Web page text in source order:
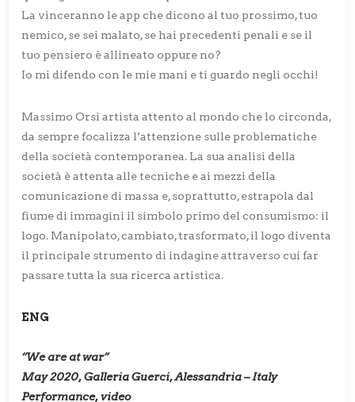
La vinceranno le app che dicono al tuo prossimo, tuo
nemico, se sei malato, se hai precedenti penali e se il
tuo pensiero è allineato oppure no?
Io mi difendo con le mie mani e ti guardo negli occhi!
Massimo Orsi artista attento al mondo che lo circonda,
da sempre focalizza l’attenzione sulle problematiche
della società contemporanea. La sua analisi della
società è attenta alle tecniche e ai mezzi della
comunicazione di massa e, soprattutto, estrapola dal
fiume di immagini il simbolo primo del consumismo: il
logo. Manipolato, cambiato, trasformato, il logo diventa
il principale strumento di indagine attraverso cui far
passare tutta la sua ricerca artistica.
ENG
“We are at war”
May 2020, Galleria Guerci, Alessandria – Italy
Performance, video